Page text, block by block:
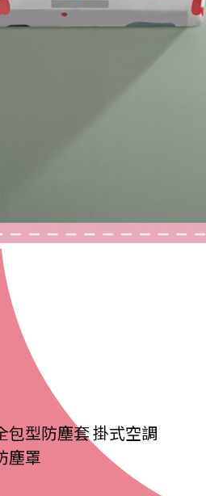
包型防塵套 掛式空調
塵罩